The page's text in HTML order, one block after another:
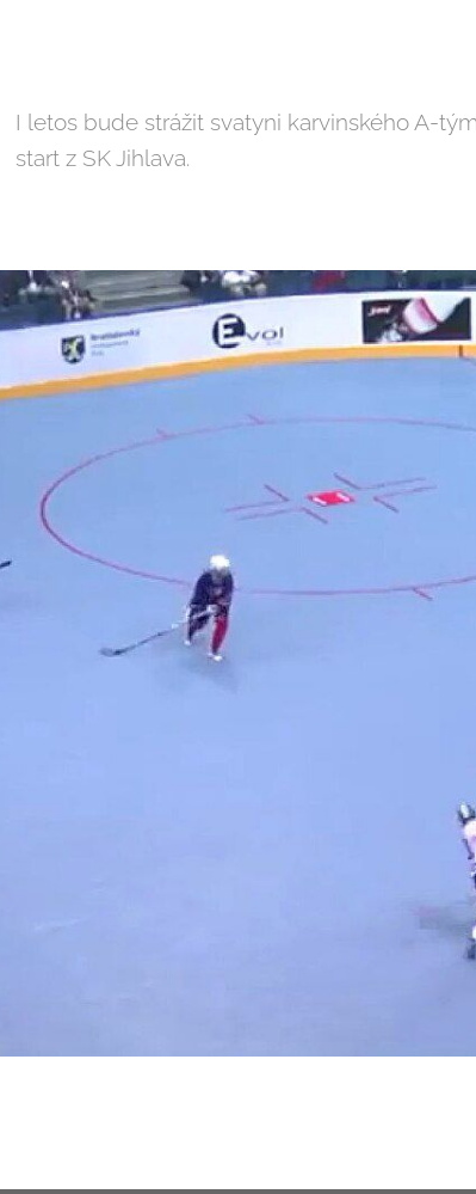
I letos bude strážit svatyni karvinského A-
start z SK Jihlava.